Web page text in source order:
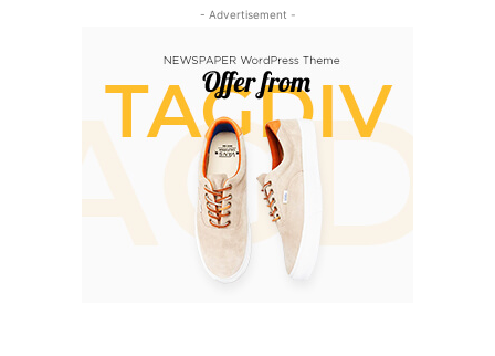
- Advertisement -